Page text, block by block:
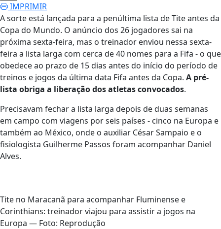
IMPRIMIR
A sorte está lançada para a penúltima lista de Tite antes da
Copa do Mundo. O anúncio dos 26 jogadores sai na
próxima sexta-feira, mas o treinador enviou nessa sexta-
feira a lista larga com cerca de 40 nomes para a Fifa - o que
obedece ao prazo de 15 dias antes do início do período de
treinos e jogos da última data Fifa antes da Copa. A pré-
lista obriga a liberação dos atletas convocados.
Precisavam fechar a lista larga depois de duas semanas
em campo com viagens por seis países - cinco na Europa e
também ao México, onde o auxiliar César Sampaio e o
fisiologista Guilherme Passos foram acompanhar Daniel
Alves.
Tite no Maracanã para acompanhar Fluminense e
Corinthians: treinador viajou para assistir a jogos na
Europa — Foto: Reprodução